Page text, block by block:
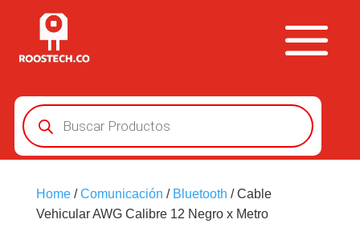
Búsqueda
de
productos
Home/Comunicación / Bluetooth / Cable
Vehicular AWG Calibre 12 Negro x Metro